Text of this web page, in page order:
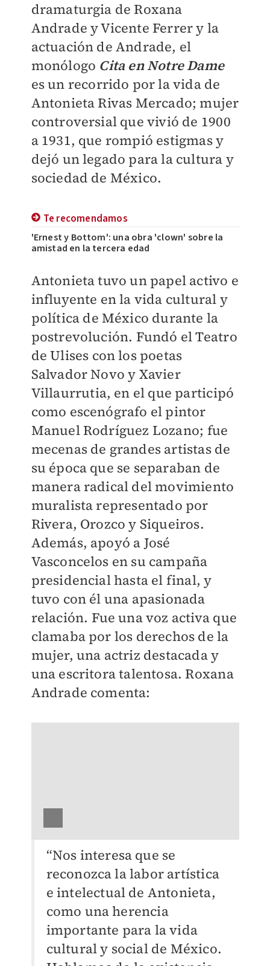
dramaturgia de Roxana
Andrade y Vicente Ferrer y la
actuación de Andrade, el
monólogo Cita en Notre Dame
es un recorrido por la vida de
Antonieta Rivas Mercado; mujer
controversial que vivió de 1900
a 1931, que rompió estigmas y
dejó un legado para la cultura y
sociedad de México.
Te recomendamos
'Ernest y Bottom': una obra 'clown' sobre la
amistad en la tercera edad
Antonieta tuvo un papel activo e
influyente en la vida cultural y
política de México durante la
postrevolución. Fundó el Teatro
de Ulises con los poetas
Salvador Novo y Xavier
Villaurrutia, en el que participó
como escenógrafo el pintor
Manuel Rodríguez Lozano; fue
mecenas de grandes artistas de
su época que se separaban de
manera radical del movimiento
muralista representado por
Rivera, Orozco y Siqueiros.
Además, apoyó a José
Vasconcelos en su campaña
presidencial hasta el final, y
tuvo con él una apasionada
relación. Fue una voz activa que
clamaba por los derechos de la
mujer, una actriz destacada y
una escritora talentosa. Roxana
Andrade comenta:
“Nos interesa que se
reconozca la labor artística
e intelectual de Antonieta,
como una herencia
importante para la vida
cultural y social de México.